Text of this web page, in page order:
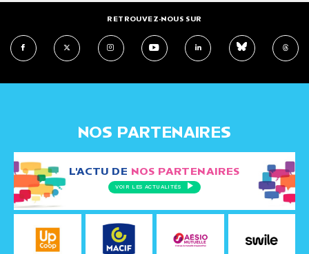
RETROUVEZ-NOUS SUR
NOS PARTENAIRES
L'ACTU DE NOS PARTENAIRES
VOIR LES ACTUALITÉS